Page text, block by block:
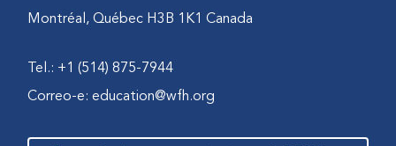
Montréal, Québec H3B 1K1 Canada
Tel.: +1 (514) 875-7944
Correo-e:education@wfh.org